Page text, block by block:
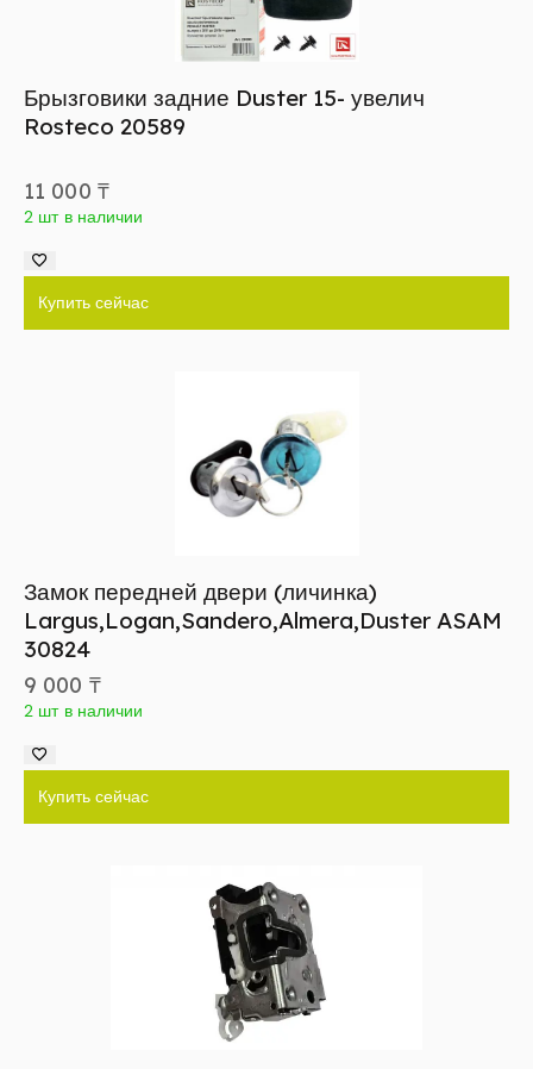
Брызговики задние Duster 15- увелич
Rosteco 20589
11 000 ₸
2 шт в наличии
Купить сейчас
Замок передней двери (личинка)
Largus,Logan,Sandero,Almera,Duster ASAM
30824
9 000 ₸
2 шт в наличии
Купить сейчас